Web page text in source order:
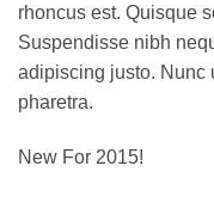
rhoncus est. Quisque
Suspendisse nibh
adipiscing justo. Nunc
pharetra.
New For 2015!